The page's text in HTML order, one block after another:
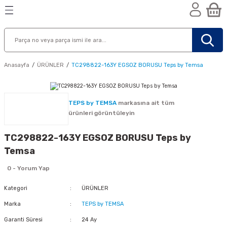
Anasayfa ÜRÜNLER TC298822-163Y EGSOZ BORUSU Teps by Temsa
TEPS by TEMSA markasına ait tüm
ürünleri görüntüleyin
TC298822-163Y EGSOZ BORUSU Teps by
Temsa
0 - Yorum Yap
Kategori ÜRÜNLER
Marka TEPS by TEMSA
Garanti Süresi 24 Ay